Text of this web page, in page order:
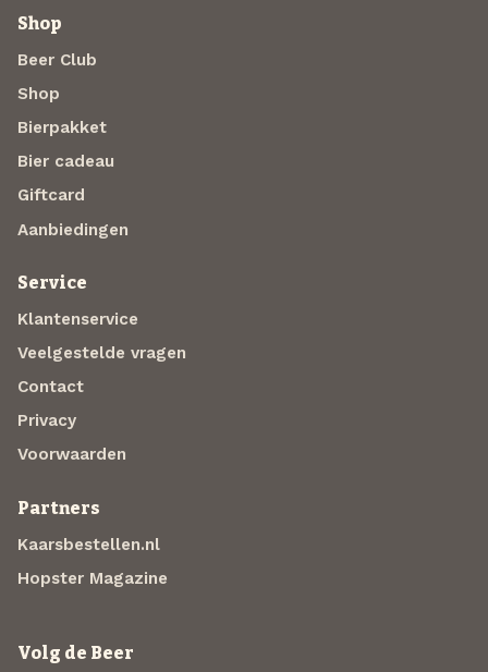
Shop
Beer Club
Shop
Bierpakket
Bier cadeau
Giftcard
Aanbiedingen
Service
Klantenservice
Veelgestelde vragen
Contact
Privacy
Voorwaarden
Partners
Kaarsbestellen.nl
Hopster Magazine
Volg de Beer